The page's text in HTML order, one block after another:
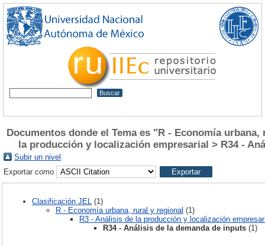
Documentos donde el Tema es "R - Economía
la producción y localización empresarial > R34 -
Subir un nivel
Exportar como
Clasificación JEL
(1)
R - Economía urbana, rural y regional (1)
R3 - Análisis de la producción y localización
R34 - Análisis de la demanda de inputs (1)